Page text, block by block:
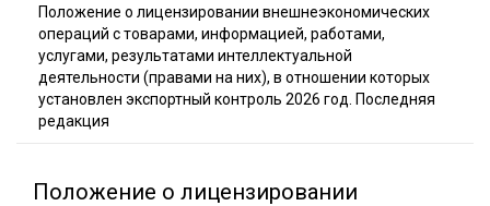
Условия оплаты
Контакты
Положение о лицензировании внешнеэкономических
операций с товарами, информацией, работами,
услугами, результатами интеллектуальной
деятельности (правами на них), в отношении которых
установлен экспортный контроль 2026 год. Последняя
редакция
Положение о лицензировании